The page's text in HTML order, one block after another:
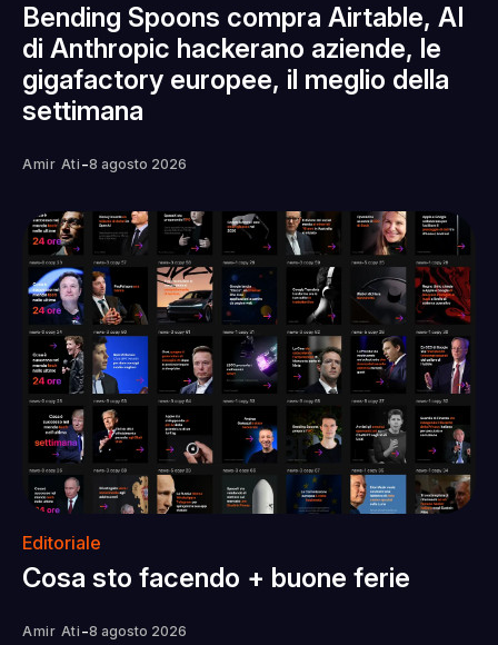
Bending Spoons compra Airtable, AI
di Anthropic hackerano aziende, le
gigafactory europee, il meglio della
settimana
Amir Ati -8 agosto 2026
Editoriale
Cosa sto facendo + buone ferie
Amir Ati -8 agosto 2026